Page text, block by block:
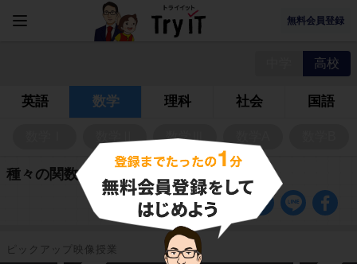
無料会員登録
高校
英語 数学 理科 社会 国語
数学Ⅲ
種々の関数の問題
ピックアップ映像授業